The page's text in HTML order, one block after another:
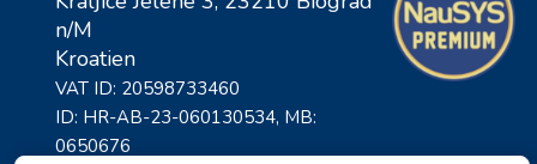
n/M
Kroatien
VAT ID: 20598733460
ID: HR-AB-23-060130534, MB:
0650676